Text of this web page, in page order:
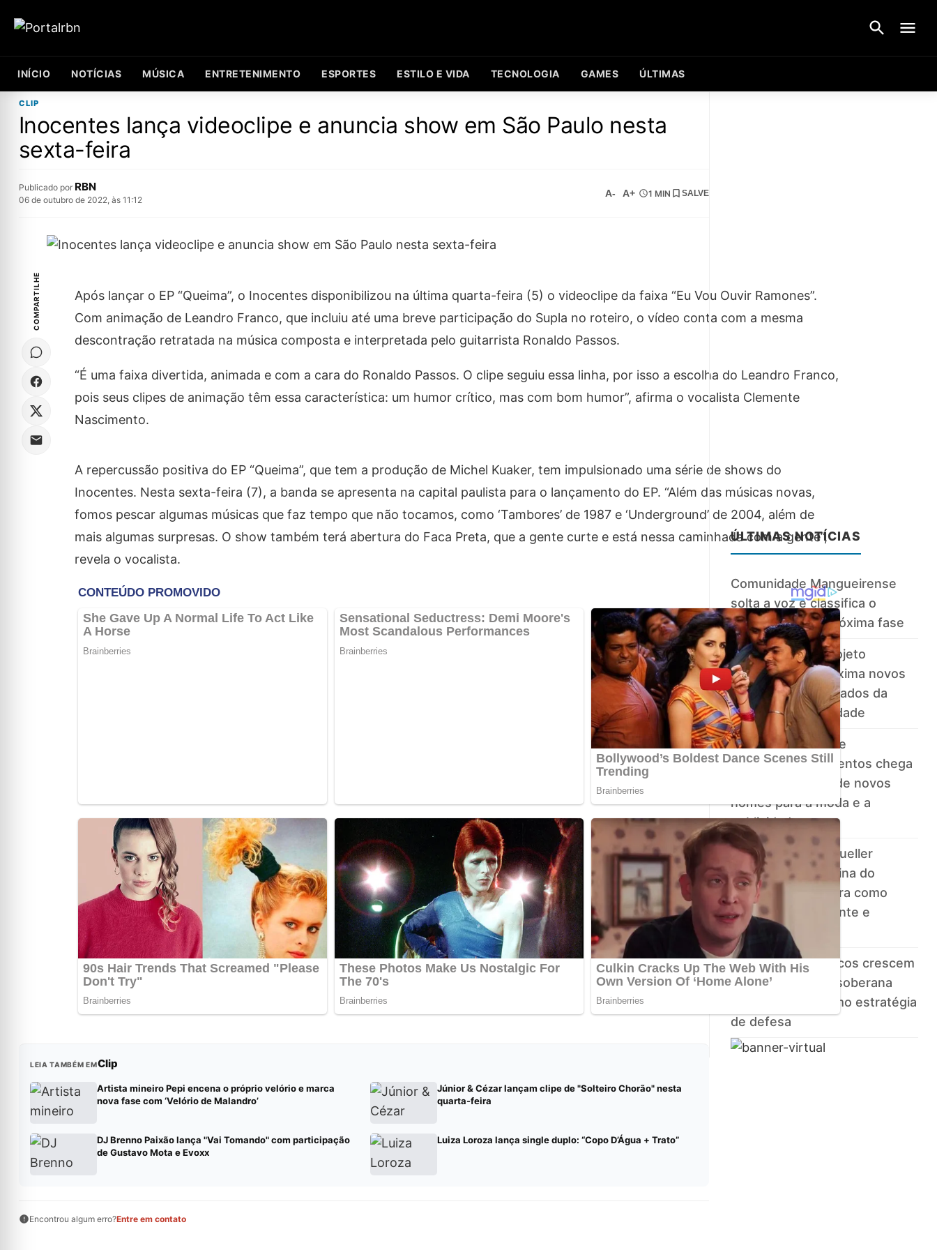
INÍCIO NOTÍCIAS MÚSICA ENTRETENIMENTO ESPORTES ESTILO E VIDA TECNOLOGIA GAMES ÚLTIMAS
CLIP
Inocentes lança videoclipe e anuncia show em São Paulo nesta
sexta-feira
Publicado por RBN
06 de outubro de 2022, às 11:12
A- A+ 1 MIN SALVE
COMPARTILHE
Após lançar o EP “Queima”, o Inocentes disponibilizou na última quarta-feira (5) o videoclipe da faixa “Eu Vou Ouvir Ramones”.
Com animação de Leandro Franco, que incluiu até uma breve participação do Supla no roteiro, o vídeo conta com a mesma
descontração retratada na música composta e interpretada pelo guitarrista Ronaldo Passos.
“É uma faixa divertida, animada e com a cara do Ronaldo Passos. O clipe seguiu essa linha, por isso a escolha do Leandro Franco,
pois seus clipes de animação têm essa característica: um humor crítico, mas com bom humor”, afirma o vocalista Clemente
Nascimento.
A repercussão positiva do EP “Queima”, que tem a produção de Michel Kuaker, tem impulsionado uma série de shows do
Inocentes. Nesta sexta-feira (7), a banda se apresenta na capital paulista para o lançamento do EP. “Além das músicas novas,
fomos pescar algumas músicas que faz tempo que não tocamos, como ‘Tambores’ de 1987 e ‘Underground’ de 2004, além de
mais algumas surpresas. O show também terá abertura do Faca Preta, que a gente curte e está nessa caminhada com a gente”,
revela o vocalista.
LEIA TAMBÉM EMClip
Artista mineiro Pepi encena o próprio velório e marca
nova fase com ‘Velório de Malandro’
Júnior & Cézar lançam clipe de "Solteiro Chorão" nesta
quarta-feira
DJ Brenno Paixão lança "Vai Tomando" com participação
de Gustavo Mota e Evoxx
Luiza Loroza lança single duplo: “Copo D’Água + Trato”
Encontrou algum erro?Entre em contato
ÚLTIMAS NOTÍCIAS
Comunidade Mangueirense
solta a voz e classifica o
samba 3 para a próxima fase
Jundiaí recebe projeto
nacional que aproxima novos
talentos dos mercados da
moda e da publicidade
Projeto nacional de
descoberta de talentos chega
a Jataí em busca de novos
nomes para a moda e a
publicidade
Ex-BBB Jéssica Mueller
transforma disciplina do
esporte em carreira como
personal, palestrante e
empreendedora
Ataques cibernéticos crescem
44% no Brasil; IA soberana
ganha espaço como estratégia
de defesa